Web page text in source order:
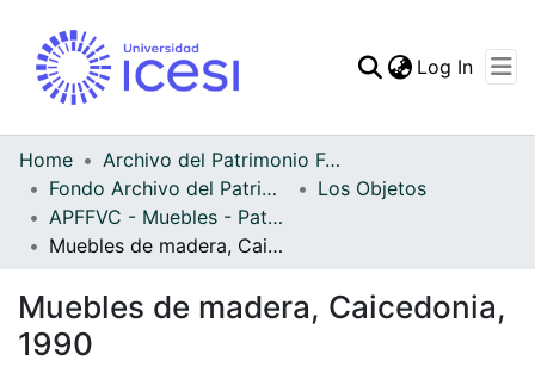
Statistics
Log In
Home
Archivo del Patrimonio Fotográfico y Fílmico del Valle del Cauca
Fondo Archivo del Patrimonio Fotográfico y Fílmico del Valle del Cauca
Los Objetos
APFFVC - Muebles - Patrimonial
Muebles de madera, Caicedonia, 1990
Muebles de madera, Caicedonia,
1990